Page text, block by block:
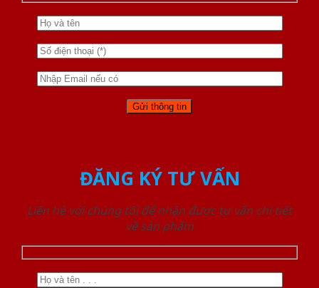
ĐĂNG KÝ TƯ VẤN
Liên hệ với chúng tôi để nhận được tư vấn chi tiết
về sản phẩm